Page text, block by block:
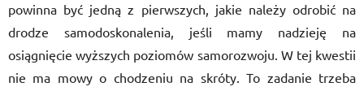
powinna być jedną z pierwszych, jakie należy odrobić na
drodze samodoskonalenia, jeśli mamy nadzieję na
osiągnięcie wyższych poziomów samorozwoju. W tej kwestii
nie ma mowy o chodzeniu na skróty. To zadanie trzeba